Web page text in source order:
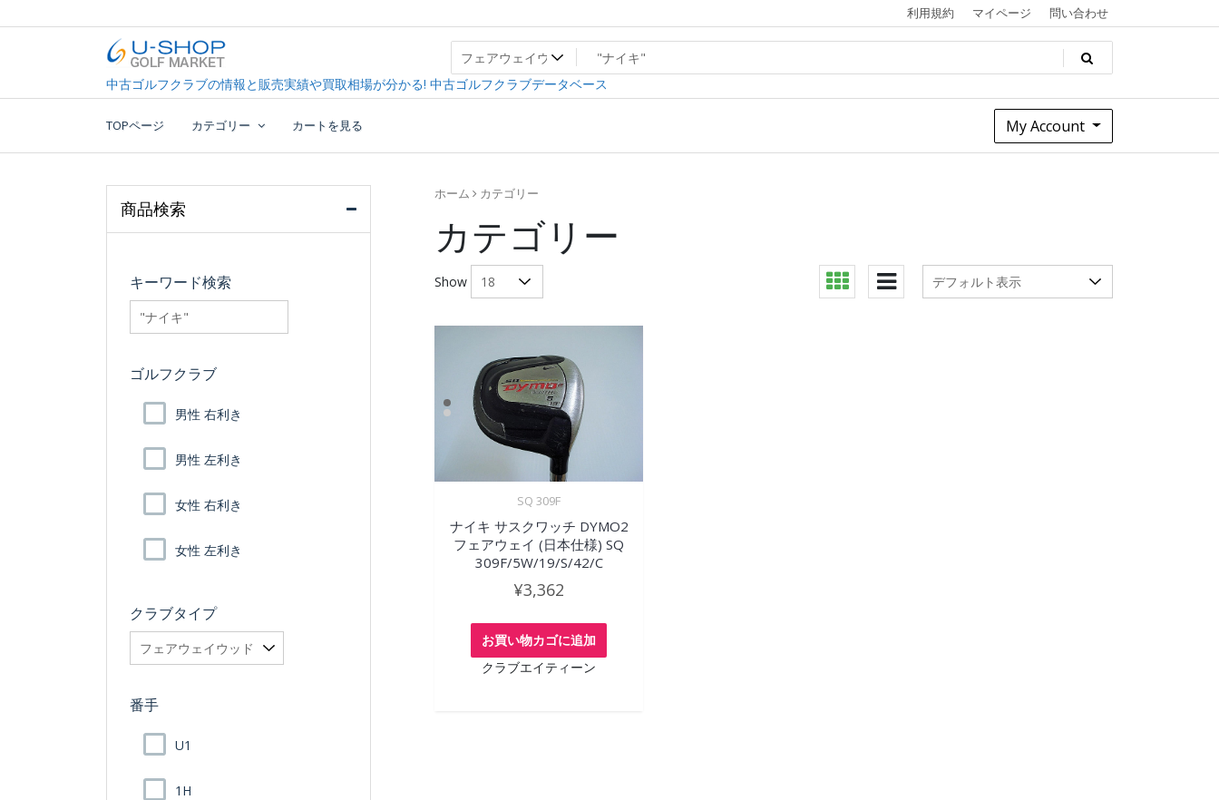
to
利用規約 マイページ 問い合わせ
U-SHOP Golf Market dev
中古ゴルフクラブ最大級！U-SHOPゴルフマーケット
中古ゴルフクラブの情報と販売実績や買取相場が分かる! 中古ゴルフクラブデータベース
TOPページ カテゴリー カートを見る My Account
ホーム カテゴリー
カテゴリー
Show
SQ 309F
ナイキ サスクワッチ DYMO2
フェアウェイ (日本仕様) SQ
309F/5W/19/S/42/C
¥3,362
お買い物カゴに追加
クラブエイティーン
商品検索
キーワード検索
searchfilter_pro
ゴルフクラブ
男性 右利き
男性 左利き
女性 右利き
女性 左利き
クラブタイプ
番手
U1
1H